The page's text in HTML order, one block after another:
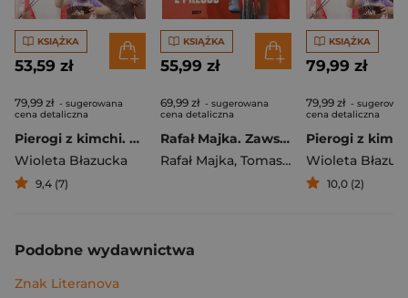
KSIĄŻKA
53,59 zł
79,99 zł - sugerowana
cena detaliczna
Pierogi z kimchi. Moje ulubione azjatyckie przepisy
Wioleta Błazucka
9,4 (7)
KSIĄŻKA
55,99 zł
69,99 zł - sugerowana
cena detaliczna
Rafał Majka. Zawsze z przodu. Rozmawia Tomasz Kalemba - książka z autografem
Rafał Majka, Tomasz Kalemba
KSIĄŻKA
79,99 zł
79,99 zł -
cena detaliczna
Wioleta
10,0 (2)
Podobne wydawnictwa
Znak Literanova